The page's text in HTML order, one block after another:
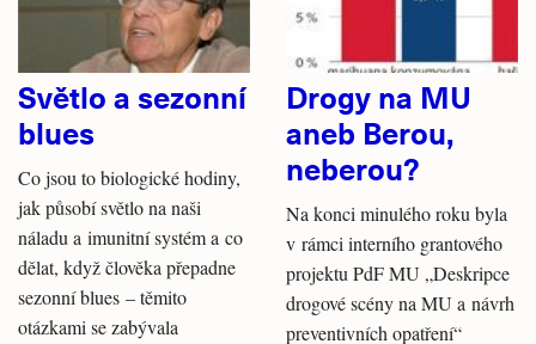
Světlo a sezonní
blues
Co jsou to biologické hodiny,
jak působí světlo na naši
náladu a imunitní systém a co
dělat, když člověka přepadne
sezonní blues – těmito
otázkami se zabývala
Drogy na MU
aneb Berou,
neberou?
Na konci minulého roku byla
v rámci interního grantového
projektu PdF MU „Deskripce
drogové scény na MU a návrh
preventivních opatření“